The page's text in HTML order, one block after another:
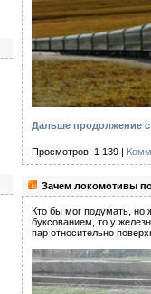
Дальше продолжение
Просмотров: 1 139 |
Зачем локомотивы
Кто бы мог подумать, но
буксованием, то у
пар относительно